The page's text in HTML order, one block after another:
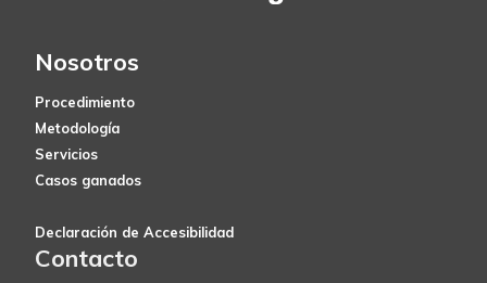
Nosotros
Procedimiento
Metodología
Servicios
Casos ganados
Declaración de Accesibilidad
Contacto